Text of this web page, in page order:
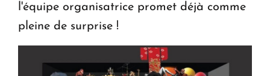
l'équipe organisatrice promet déjà comme
pleine de surprise !